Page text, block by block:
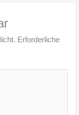
Erforderliche